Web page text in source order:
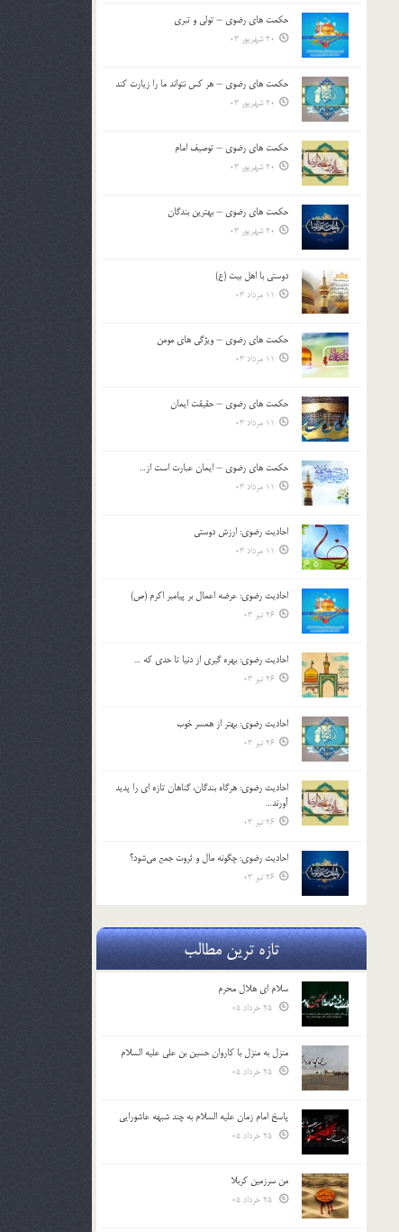
حکمت های رضوی – تولی و تبری
20 شهریور 03
حکمت های رضوی – هر کس نتواند ما را زیارت کند
20 شهریور 03
حکمت های رضوی – توصیف امام
20 شهریور 03
حکمت های رضوی – بهترین بندگان
20 شهریور 03
دوستی با اهل بیت (ع)
11 مرداد 03
حکمت های رضوی – ویژگی های مومن
11 مرداد 03
حکمت های رضوی – حقیقت ایمان
11 مرداد 03
حکمت های رضوی – ایمان عبارت است از…
11 مرداد 03
احادیث رضوی: ارزش دوستی
11 مرداد 03
احادیث رضوی: عرضه اعمال بر پیامبر اکرم (ص)
26 تیر 03
احادیث رضوی: بهره گیری از دنیا تا حدی که …
26 تیر 03
احادیث رضوی: بهتر از همسر خوب
26 تیر 03
احادیث رضوی: هرگاه بندگان، گناهان تازه ای را پدید
آورند…
26 تیر 03
احادیث رضوی: چگونه مال و ثروت جمع می‌شود؟
26 تیر 03
تازه ترین مطالب
سلام ای هلال محرم
منزل به منزل با کاروان حسین بن علی علیه السلام
پاسخ امام زمان علیه السلام به چند شبهه عاشورایی
من سرزمین کربلا